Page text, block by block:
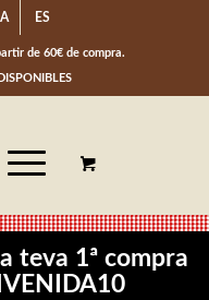
ES
de 60€ de compra.
teva 1ª compra